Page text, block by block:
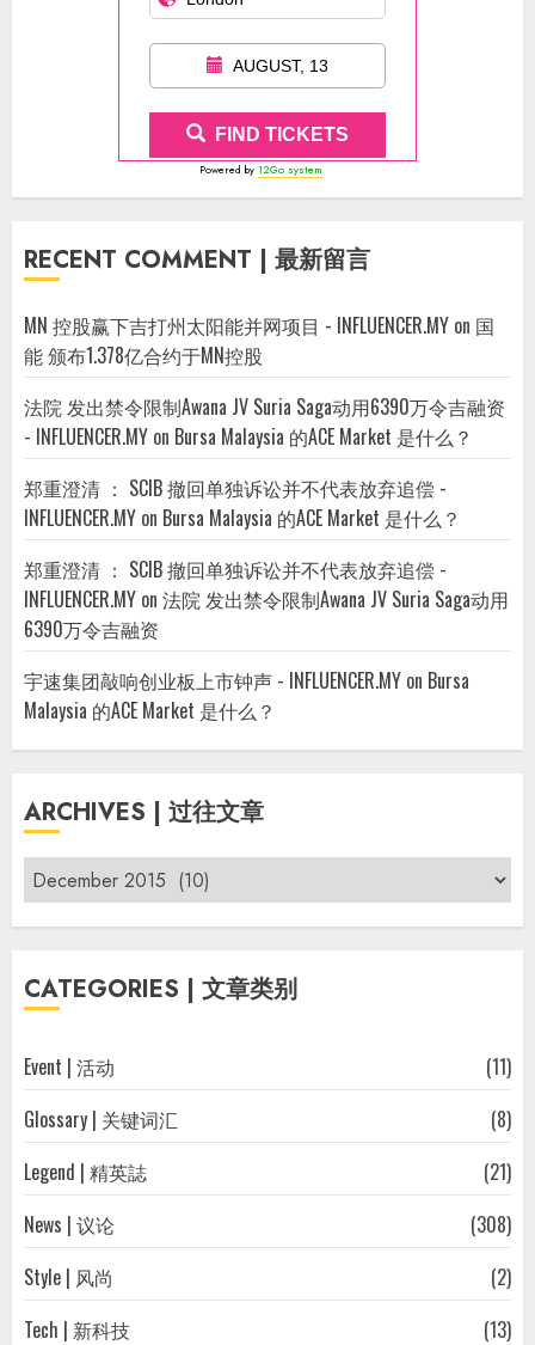
AUGUST, 13
FIND TICKETS
Powered by 12Go system
RECENT COMMENT | 最新留言
MN 控股赢下吉打州太阳能并网项目 - INFLUENCER.MY on 国
能 颁布1.378亿合约于MN控股
法院 发出禁令限制Awana JV Suria Saga动用6390万令吉融资
- INFLUENCER.MY on Bursa Malaysia 的ACE Market 是什么？
郑重澄清 ： SCIB 撤回单独诉讼并不代表放弃追偿 -
INFLUENCER.MY on Bursa Malaysia 的ACE Market 是什么？
郑重澄清 ： SCIB 撤回单独诉讼并不代表放弃追偿 -
INFLUENCER.MY on 法院 发出禁令限制Awana JV Suria Saga动用
6390万令吉融资
宇速集团敲响创业板上市钟声 - INFLUENCER.MY on Bursa
Malaysia 的ACE Market 是什么？
ARCHIVES | 过往文章
Archives
|
过
文
CATEGORIES | 文章类别
Event | 活动
(11)
Glossary | 关键词汇
(8)
Legend | 精英誌
(21)
News | 议论
(308)
Style | 风尚
(2)
Tech | 新科技
(13)